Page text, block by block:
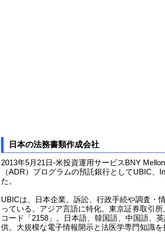
日本の法務書類作成会社
2013年5月21日-米投資運用サービスBNY
（ADR）プログラムの預託銀行としてUBIC、
た。
UBICは、日本企業。訴訟、行政手続や調査・
っている。アジア言語に特化。東京証券取引
コード「2158」。日本語、韓国語、中国語、
供。大規模な電子情報開示と法医学専門知識を